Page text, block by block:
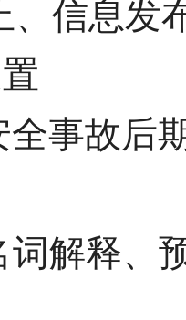
、信息发
全事故后
词解释、